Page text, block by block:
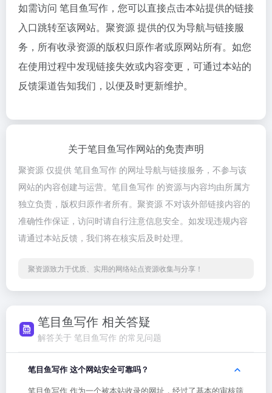
如需访问 笔目鱼写作，您可以直接点击本站提供的链接
入口跳转至该网站。聚资源 提供的仅为导航与链接服
务，所有收录资源的版权归原作者或原网站所有。如您
在使用过程中发现链接失效或内容变更，可通过本站的
反馈渠道告知我们，以便及时更新维护。
关于笔目鱼写作网站的免责声明
聚资源 仅提供 笔目鱼写作 的网址导航与链接服务，不参与该
网站的内容创建与运营。笔目鱼写作 的资源与内容均由所属方
独立负责，版权归原作者所有。聚资源 不对该外部链接内容的
准确性作保证，访问时请自行注意信息安全。如发现违规内容
请通过本站反馈，我们将在核实后及时处理。
聚资源致力于优质、实用的网络站点资源收集与分享！
笔目鱼写作 相关答疑
解答关于 笔目鱼写作 的常见问题
笔目鱼写作 这个网站安全可靠吗？
笔目鱼写作 作为一个被本站收录的网址，经过了基本的审核筛